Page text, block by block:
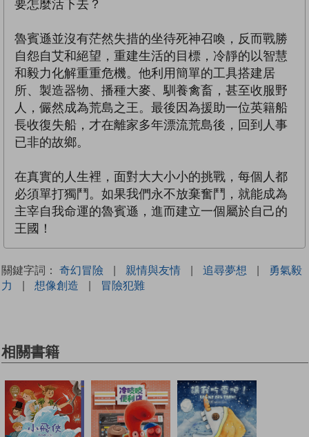
要怎麼活下去？
魯賓遜並沒有茫然失措的坐待死神召喚，反而戰勝
自怨自艾和絕望，重建生活的目標，冷靜的以智慧
和毅力化解重重危機。他利用簡單的工具搭建居
所、製造器物、播種大麥、馴養禽畜，甚至收服野
人，儼然成為荒島之王。最後因為援助一位英籍船
長收復失船，才在離家多年漂流荒島後，回到人事
已非的故鄉。
在真實的人生裡，面對大大小小的挑戰，每個人都
必須單打獨鬥。如果我們永不放棄奮鬥，就能成為
主宰自我命運的魯賓遜，進而建立一個屬於自己的
王國！
關鍵字詞： 奇幻冒險 | 親情與友情 | 追尋夢想 |
勇氣毅
力
| 想像創造 | 冒險犯難
相關書籍